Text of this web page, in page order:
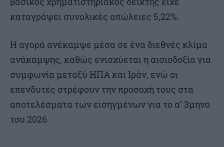
καταγράψει συνολικές απώλειες 5,22%.
Η αγορά ανέκαμψε μέσα σε ένα διεθνές κλίμα
ανάκαμψης, καθώς ενισχύεται η αισιοδοξία για
συμφωνία μεταξύ ΗΠΑ και Ιράν, ενώ οι
επενδυτές στρέφουν την προσοχή τους στα
αποτελέσματα των εισηγμένων για το α’ 3μηνο
του 2026.